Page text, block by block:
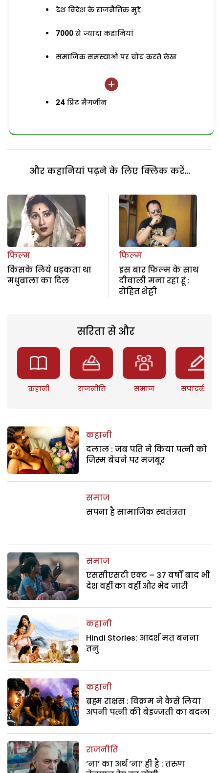
देश विदेश के राजनैतिक मुद्दे
7000 से ज्यादा कहानियां
समाजिक समस्याओं पर चोट करते लेख
24 प्रिंट मैगजीन
और कहानियां पढ़ने के लिए क्लिक करें...
फिल्म
किसके लिये धड़कता था
मधुबाला का दिल
फिल्म
इस बार फिल्म के साथ
दीवाली मना रहा हूं :
रोहित शेट्टी
सरिता से और
कहानी राजनीति समाज संपादकीय
कहानी
दलाल : जब पति ने किया पत्नी को
जिस्म बेचने पर मजबूर
समाज
सपना है सामाजिक स्वतंत्रता
समाज
एससीएसटी एक्ट – 37 वर्षों बाद भी
देश वहीं का वहीं और भेद जारी
कहानी
Hindi Stories: आदर्श मत बनना
तनु
कहानी
ब्रह्म राक्षस : विक्रम ने कैसे लिया
अपनी पत्नी की बेइज्जती का बदला
राजनीति
‘ना’ का अर्थ ‘ना’ ही है : तरुण